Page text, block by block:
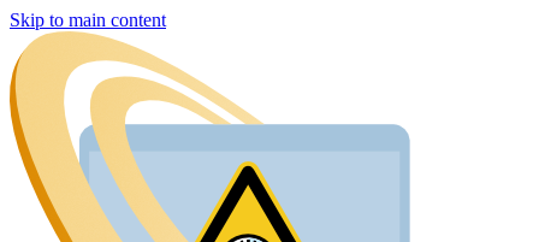
Skip to main content